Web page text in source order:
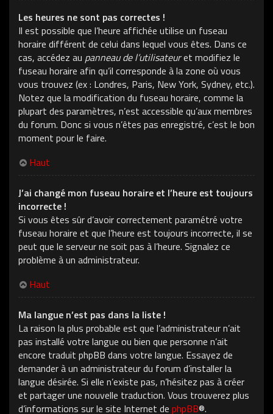
Les heures ne sont pas correctes !
Il est possible que l’heure affichée utilise un fuseau
horaire différent de celui dans lequel vous êtes. Dans ce
cas, accédez au panneau de l’utilisateuret modifiez le
fuseau horaire afin qu’il corresponde à la zone où vous
vous trouvez (ex : Londres, Paris, New York, Sydney, etc.).
Notez que la modification du fuseau horaire, comme la
plupart des paramètres, n’est accessible qu’aux membres
du forum. Donc si vous n’êtes pas enregistré, c’est le bon
moment pour le faire.
Haut
J’ai changé mon fuseau horaire et l’heure est toujours
incorrecte !
Si vous êtes sûr d’avoir correctement paramétré votre
fuseau horaire et que l’heure est toujours incorrecte, il se
peut que le serveur ne soit pas à l’heure. Signalez ce
problème à un administrateur.
Haut
Ma langue n’est pas dans la liste !
La raison la plus probable est que l’administrateur n’ait
pas installé votre langue ou bien que personne n’ait
encore traduit phpBB dans votre langue. Essayez de
demander à un administrateur du forum d’installer la
langue désirée. Si elle n’existe pas, n’hésitez pas à créer
et partager une nouvelle traduction. Vous trouverez plus
d’informations sur le site Internet de phpBB®.